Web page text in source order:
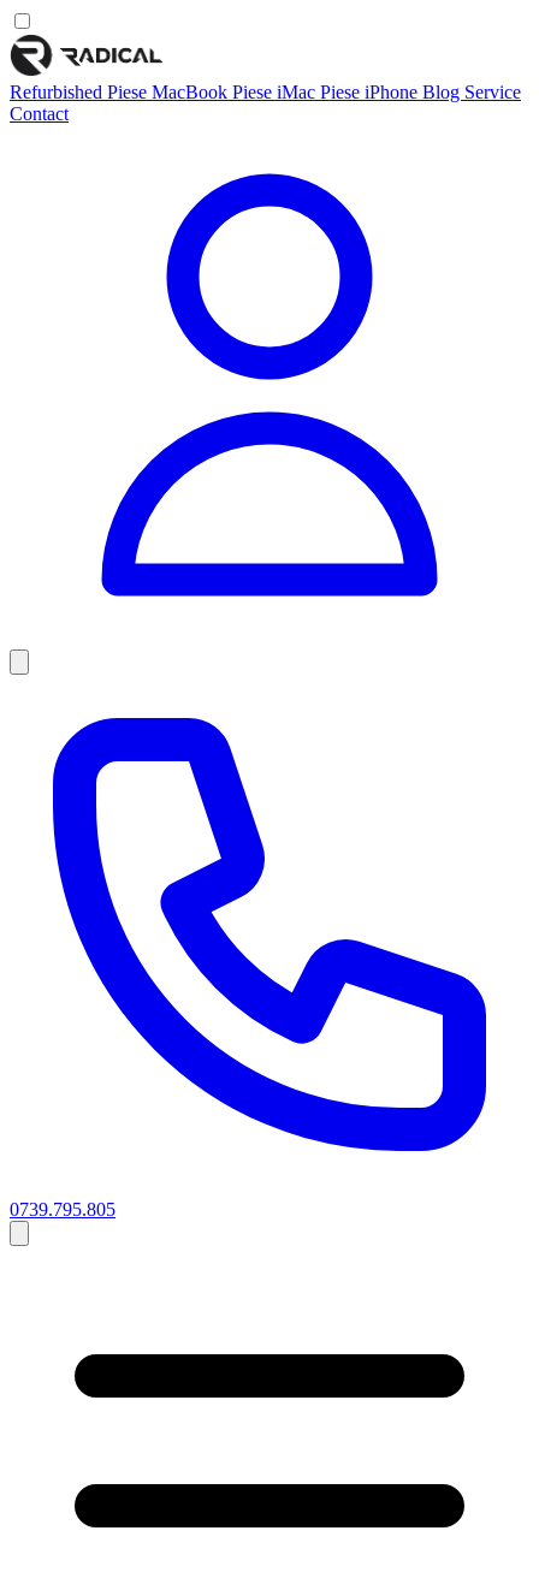
Refurbished Piese MacBook Piese iMac Piese iPhone Blog Service
Contact
0739.795.805